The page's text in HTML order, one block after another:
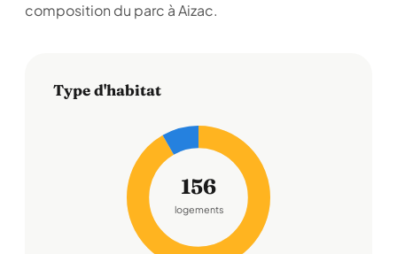
composition du parc à Aizac.
Type d'habitat
156
logements